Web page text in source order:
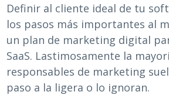
Definir al cliente ideal de tu
los pasos más importantes al
un plan de marketing digital
SaaS. Lastimosamente la
responsables de marketing
paso a la ligera o lo ignoran.